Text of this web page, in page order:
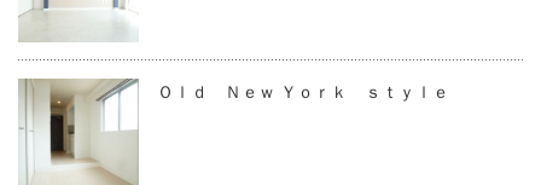
Ｏｌｄ Ｎｅｗ Ｙｏｒｋ ｓｔｙｌｅ